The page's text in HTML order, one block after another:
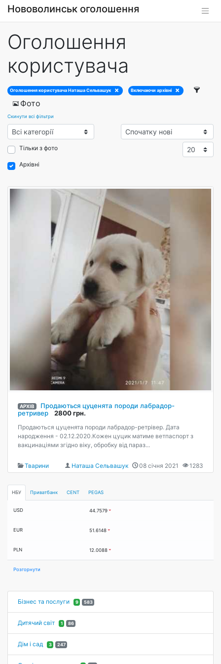
Нововолинськ оголошення
Оголошення
користувача
Оголошення користувача Наташа Сельвашук Включаючи архівні
Фото
Скинути всі фільтри
Тільки з фото
Архівні
АРХІВ
Продаються цуценята породи лабрадор-
ретривер
2800 грн.
Продаються цуценята породи лабрадор-ретрівер. Дата
народження - 02.12.2020.Кожен цуцик матиме ветпаспорт з
вакцинаціями згідно віку, обробку від параз...
Тварини 1283
08 січня 2021
Наташа Сельвашук
НБУ Приватбанк CENT PEGAS
USD 44.7579
EUR 51.6148
PLN 12.0088
Розгорнути
Бізнес та послуги 9 583
Дитячий світ 1 86
Дім і сад 3 247